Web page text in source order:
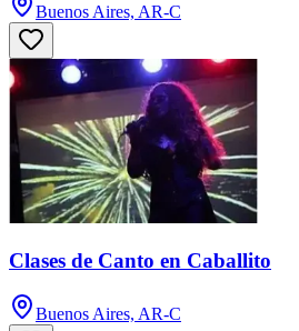
Buenos Aires, AR-C
Clases de Canto en Caballito
Buenos Aires, AR-C